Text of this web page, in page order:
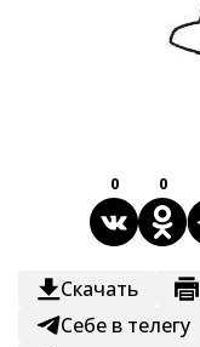
0 0
Скачать
Себе в телегу